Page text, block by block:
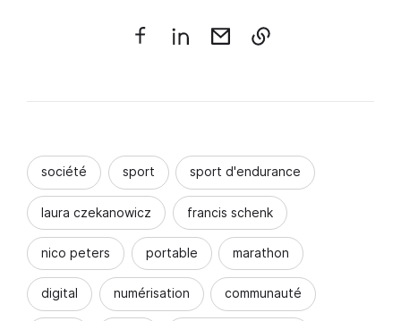
société sport sport d'endurance
laura czekanowicz francis schenk
nico peters portable marathon
digital numérisation communauté